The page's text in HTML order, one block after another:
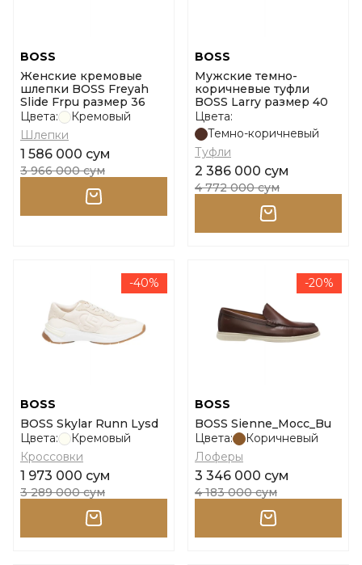
BOSS
Женские кремовые
шлепки BOSS Freyah
Slide Frpu размер 36
Цвета:
Кремовый
Шлепки
1 586 000 сум
3 966 000 сум
BOSS
Мужские темно-
коричневые туфли
BOSS Larry размер 40
Цвета:
Темно-коричневый
Туфли
2 386 000 сум
4 772 000 сум
-40%
BOSS
BOSS Skylar Runn Lysd
Цвета:
Кремовый
Кроссовки
1 973 000 сум
3 289 000 сум
-20%
BOSS
BOSS Sienne_Mocc_Bu
Цвета:
Коричневый
Лоферы
3 346 000 сум
4 183 000 сум